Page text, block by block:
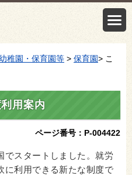
稚園・保育園等 > 保育園> こ
用案内
ページ番号：P-004422
でスタートしました。就労
に利用できる新たな制度で